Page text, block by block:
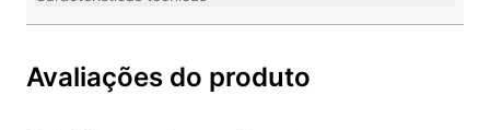
Avaliações do produto